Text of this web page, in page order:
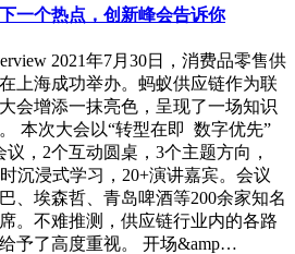
一个热点，创新峰会告诉你
2021年7月30日，消费品零售供
上海成功举办。蚂蚁供应链作为联
会增添一抹亮色，呈现了一场知识
本次大会以“转型在即 数字优先”
，2个互动圆桌，3个主题方向，
沉浸式学习，20+演讲嘉宾。会议
、埃森哲、青岛啤酒等200余家知名
。不难推测，供应链行业内的各路
予了高度重视。 开场&amp…